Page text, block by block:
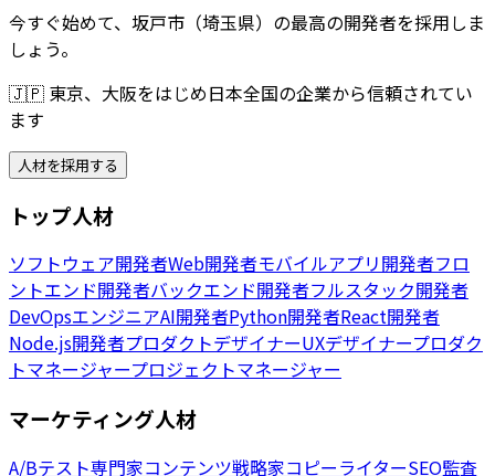
今すぐ始めて、坂戸市（埼玉県）の最高の開発者を採用しま
しょう。
🇯🇵 東京、大阪をはじめ日本全国の企業から信頼されてい
ます
人材を採用する
トップ人材
ソフトウェア開発者Web開発者モバイルアプリ開発者フロ
ントエンド開発者バックエンド開発者フルスタック開発者
DevOpsエンジニアAI開発者Python開発者React開発者
Node.js開発者プロダクトデザイナーUXデザイナープロダク
トマネージャープロジェクトマネージャー
マーケティング人材
A/Bテスト専門家コンテンツ戦略家コピーライターSEO監査